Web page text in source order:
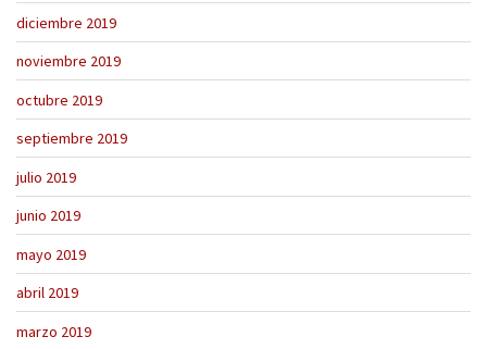
diciembre 2019
noviembre 2019
octubre 2019
septiembre 2019
julio 2019
junio 2019
mayo 2019
abril 2019
marzo 2019